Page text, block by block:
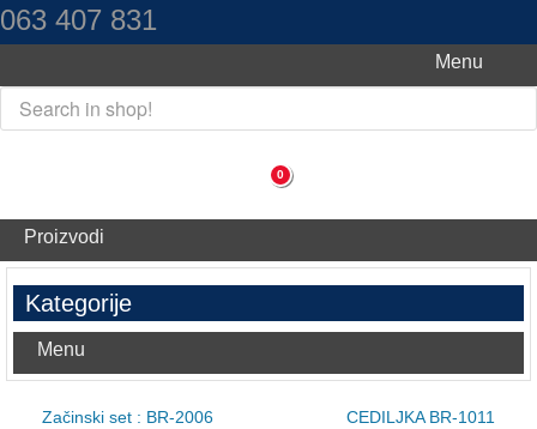
063 407 831
Menu
0
Proizvodi
Kategorije
Menu
Začinski set : BR-2006 CEDILJKA BR-1011